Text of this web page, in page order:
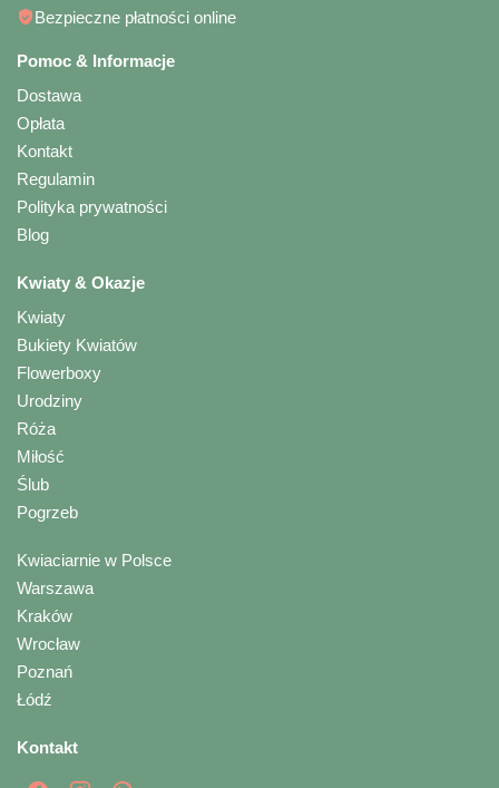
Bezpieczne płatności online
Pomoc & Informacje
Dostawa
Opłata
Kontakt
Regulamin
Polityka prywatności
Blog
Kwiaty & Okazje
Kwiaty
Bukiety Kwiatów
Flowerboxy
Urodziny
Róża
Miłość
Ślub
Pogrzeb
Kwiaciarnie w Polsce
Warszawa
Kraków
Wrocław
Poznań
Łódź
Kontakt